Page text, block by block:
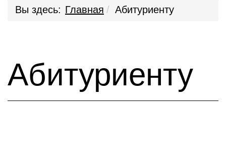
Вы здесь: Главная Абитуриенту
Абитуриенту